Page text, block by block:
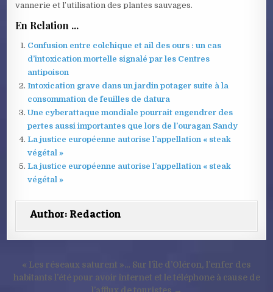
vannerie et l’utilisation des plantes sauvages.
En Relation ...
Confusion entre colchique et ail des ours : un cas
d’intoxication mortelle signalé par les Centres
antipoison
Intoxication grave dans un jardin potager suite à la
consommation de feuilles de datura
Une cyberattaque mondiale pourrait engendrer des
pertes aussi importantes que lors de l’ouragan Sandy
La justice européenne autorise l’appellation « steak
végétal »
La justice européenne autorise l’appellation « steak
végétal »
Author: Redaction
Navigation
de
« Les réseaux saturent »… Sur l’île d’Oléron, l’enfer des
habitants l’été pour avoir internet et le téléphone à cause de